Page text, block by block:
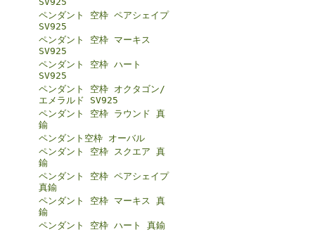
ペンダント 空枠 ペアシェイプ
SV925
ペンダント 空枠 マーキス
SV925
ペンダント 空枠 ハート
SV925
ペンダント 空枠 オクタゴン/
エメラルド SV925
ペンダント 空枠 ラウンド 真
鍮
ペンダント空枠 オーバル
ペンダント 空枠 スクエア 真
鍮
ペンダント 空枠 ペアシェイプ
真鍮
ペンダント 空枠 マーキス 真
鍮
ペンダント 空枠 ハート 真鍮